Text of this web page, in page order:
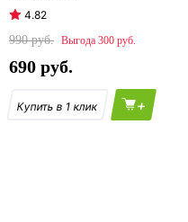
4.82
990
300
690
+